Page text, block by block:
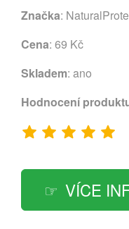
Značka:
Cena: 69 Kč
Skladem: ano
Hodnocení
VÍCE